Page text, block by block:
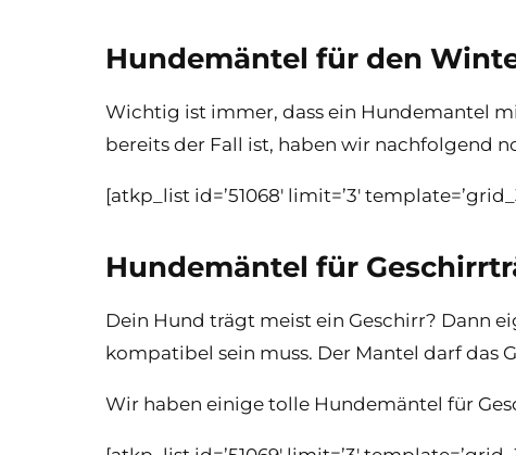
Hundemäntel für den
Wichtig ist immer, dass ein Hundemantel
bereits der Fall ist, haben wir nachfolgend
[atkp_list id=’51068′ limit=’3′
Hundemäntel für
Dein Hund trägt meist ein Geschirr? Dann
kompatibel sein muss. Der Mantel darf das
Wir haben einige tolle Hundemäntel für